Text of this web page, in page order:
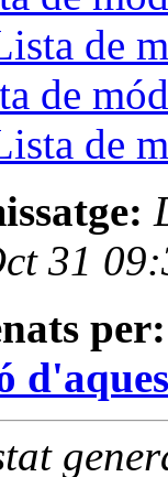
de
de
de
31
per: